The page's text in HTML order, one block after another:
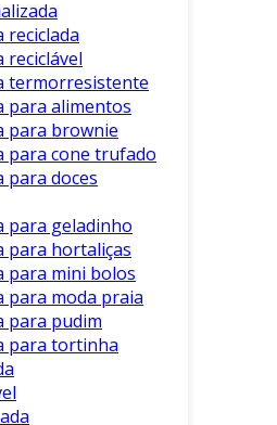
com o meio ambiente
uma escolha
que buscam se
dos benefícios
as empresas
papel utilizado.
reciclado ou de
valor à sua
também
corporativa. Isso
cada vez mais
de compra.
reciclada
reciclável
termorresistente
para alimentos
para brownie
para cone trufado
para doces
para geladinho
para hortaliças
para mini bolos
para moda praia
para pudim
para tortinha